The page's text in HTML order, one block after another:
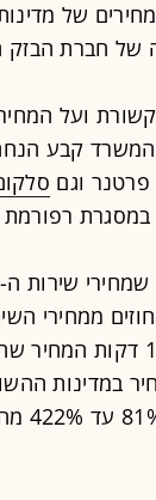
של
של חברת הבזק
ועל
וגם
במסגרת
ממחירי
מדינות ההשוואה. כך למשל,
ב-803% עד 2,507%
1,000